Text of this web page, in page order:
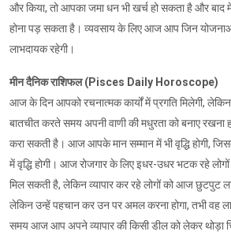
और किया, तो आपका जमा धन भी खर्च हो सकता है और
होना पड़ सकता है। व्यवसाय के लिए आज आप जिन
लाभदायक रहेगी।
मीन दैनिक राशिफल (Pisces Daily Horoscope)
आज के दिन आपको रचनात्मक कार्यों में प्रगति मिलेगी,
बातचीत करते समय अपनी वाणी की मधुरता को बनाए रखना
करा सकती है। आज आपके मान सम्मान में भी वृद्धि होगी,
में वृद्धि होगी। आज रोजगार के लिए इधर-उधर भटक रहे
मिल सकती है, लेकिन व्यापार कर रहे लोगों को आज छुटपुट
लेकिन उन्हें पहचान कर उन पर अमल करना होगा, तभी वह
समय आज आप अपने व्यापार की किसी डील को लेकर थोड़ा